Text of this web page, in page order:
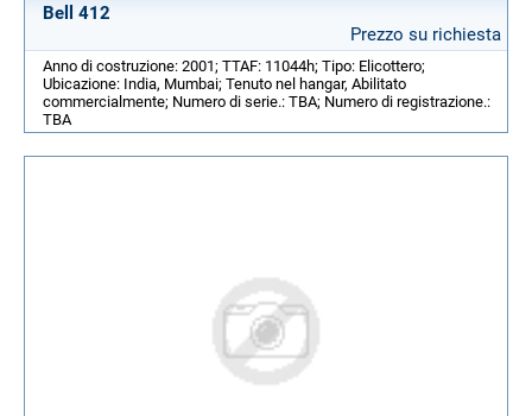
Bell 412
Prezzo su richiesta
Anno di costruzione: 2001; TTAF: 11044h; Tipo: Elicottero;
Ubicazione: India, Mumbai; Tenuto nel hangar, Abilitato
commercialmente; Numero di serie.: TBA; Numero di registrazione.:
TBA